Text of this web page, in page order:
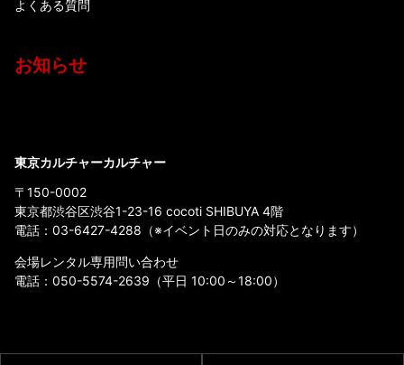
よくある質問
お知らせ
東京カルチャーカルチャー
〒150-0002
東京都渋谷区渋谷1-23-16 cocoti SHIBUYA 4階
電話： 03-6427-4288 （※イベント日のみの対応となります）
会場レンタル専用問い合わせ
電話： 050-5574-2639 （平日 10:00～18:00）